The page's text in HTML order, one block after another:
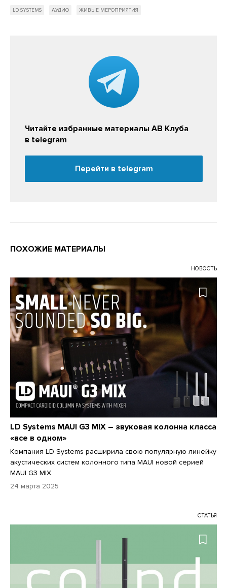
LD SYSTEMS АУДИО ЖИВЫЕ МЕРОПРИЯТИЯ
Читайте избранные материалы АВ Клуба
в telegram
Перейти в telegram
ПОХОЖИЕ МАТЕРИАЛЫ
НОВОСТЬ
LD Systems MAUI G3 MIX – звуковая колонна класса
«все в одном»
Компания LD Systems расширила свою популярную линейку
акустических систем колонного типа MAUI новой серией
MAUI G3 MIX.
24 марта 2025
СТАТЬЯ